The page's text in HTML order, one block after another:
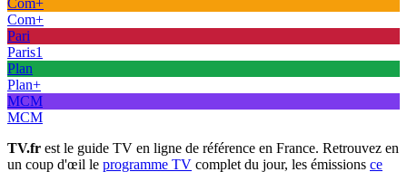
Com+
Com+
Pari
Paris1
Plan
Plan+
MCM
MCM
TV.fr est le guide TV en ligne de référence en France. Retrouvez en
un coup d'œil le programme TV complet du jour, les émissions ce